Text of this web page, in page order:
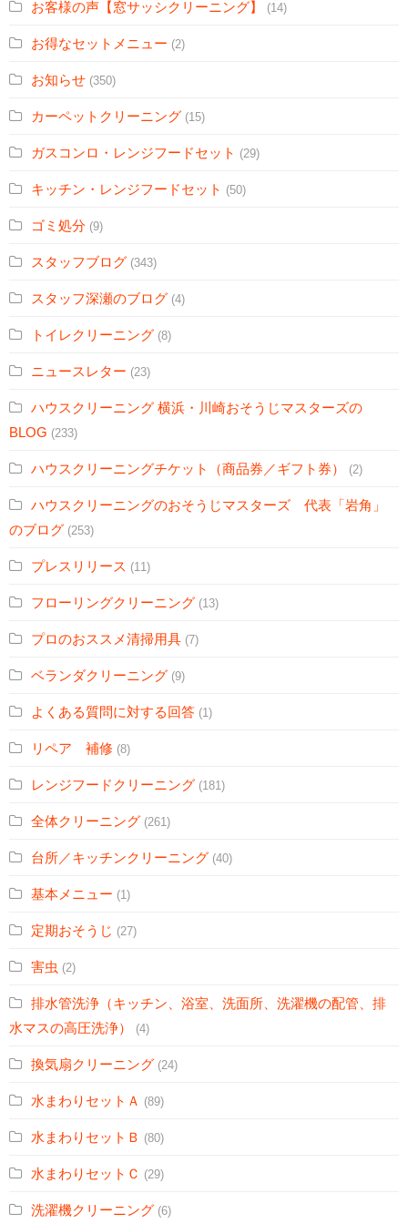
お客様の声【窓サッシクリーニング】 (14)
お得なセットメニュー (2)
お知らせ (350)
カーペットクリーニング (15)
ガスコンロ・レンジフードセット (29)
キッチン・レンジフードセット (50)
ゴミ処分 (9)
スタッフブログ (343)
スタッフ深瀬のブログ (4)
トイレクリーニング (8)
ニュースレター (23)
ハウスクリーニング 横浜・川崎おそうじマスターズの
BLOG (233)
ハウスクリーニングチケット（商品券／ギフト券） (2)
ハウスクリーニングのおそうじマスターズ 代表「岩角」
のブログ (253)
プレスリリース (11)
フローリングクリーニング (13)
プロのおススメ清掃用具 (7)
ベランダクリーニング (9)
よくある質問に対する回答 (1)
リペア 補修 (8)
レンジフードクリーニング (181)
全体クリーニング (261)
台所／キッチンクリーニング (40)
基本メニュー (1)
定期おそうじ (27)
害虫 (2)
排水管洗浄（キッチン、浴室、洗面所、洗濯機の配管、排
水マスの高圧洗浄）
(4)
換気扇クリーニング (24)
水まわりセットＡ (89)
水まわりセットＢ (80)
水まわりセットＣ (29)
洗濯機クリーニング (6)